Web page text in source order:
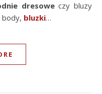
dresoweczy bluzy
body, bluzki…